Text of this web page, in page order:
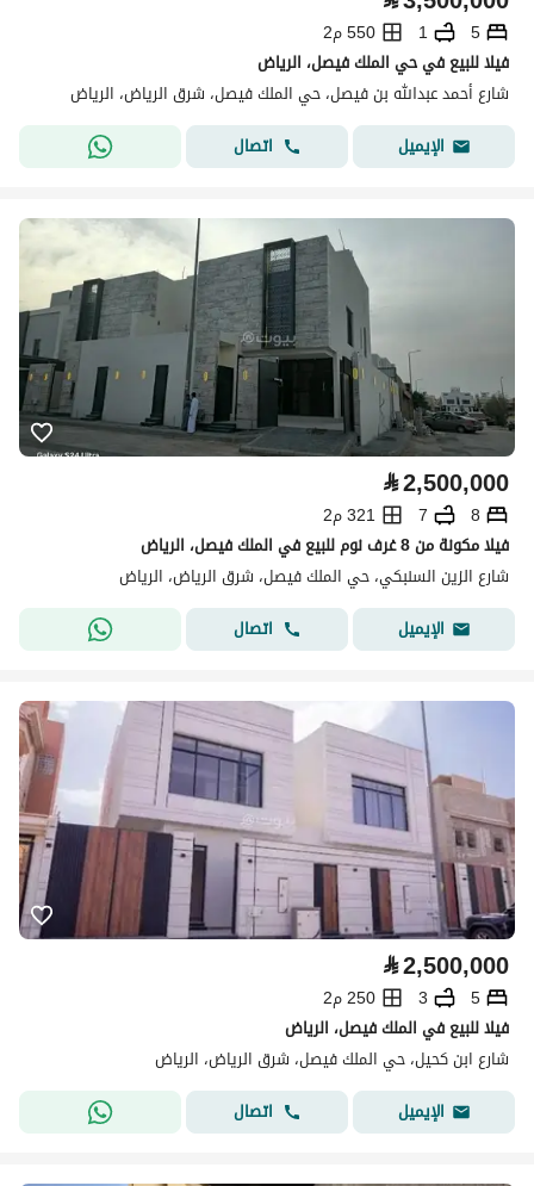
5
1
550 م2
فيلا للبيع في حي الملك فيصل، الرياض
شارع أحمد عبدالله بن فيصل، حي الملك فيصل، شرق الرياض، الرياض
الإيميل
اتصال
⃁2,500,000
8
7
321 م2
فيلا مكونة من 8 غرف نوم للبيع في الملك فيصل، الرياض
شارع الزين السنبكي، حي الملك فيصل، شرق الرياض، الرياض
الإيميل
اتصال
⃁2,500,000
5
3
250 م2
فيلا للبيع في الملك فيصل، الرياض
شارع ابن كحيل، حي الملك فيصل، شرق الرياض، الرياض
الإيميل
اتصال